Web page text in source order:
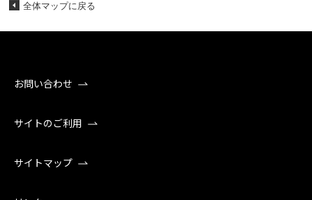
全体マップに戻る
お問い合わせ
サイトのご利用
サイトマップ